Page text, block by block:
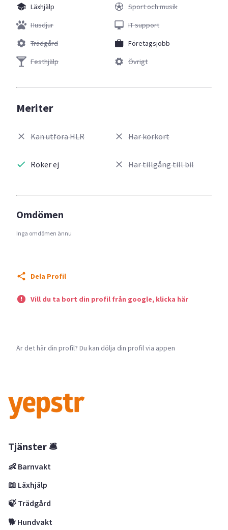
Läxhjälp
Husdjur
Trädgård
Festhjälp
Sport och musik
IT support
Företagsjobb
Övrigt
Meriter
Kan utföra HLR
Röker ej
Har körkort
Har tillgång till bil
Omdömen
Inga omdömen ännu
Dela Profil
Vill du ta bort din profil från google, klicka här
Är det här din profil? Du kan dölja din profil via appen
Tjänster 🛎
👶 Barnvakt
📖 Läxhjälp
🍃 Trädgård
🐕 Hundvakt